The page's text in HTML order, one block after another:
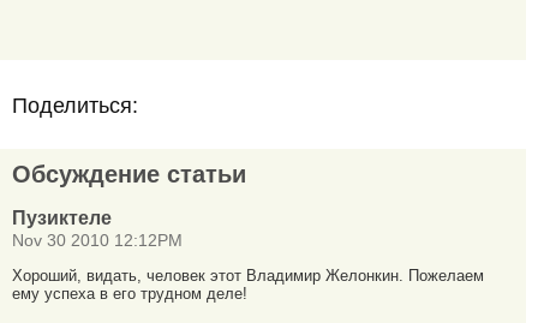
Поделиться:
Обсуждение статьи
Пузиктеле
Nov 30 2010 12:12PM
Хороший, видать, человек этот Владимир Желонкин. Пожелаем
ему успеха в его трудном деле!